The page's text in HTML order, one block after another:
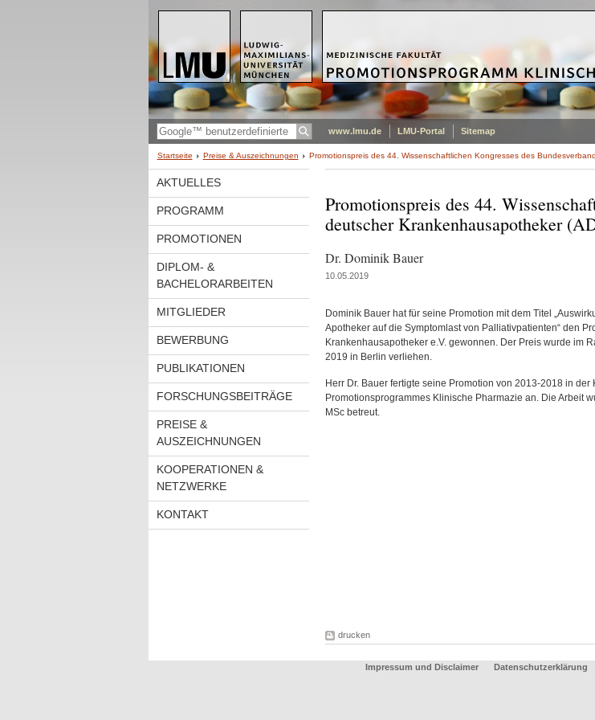
www.lmu.de LMU-Portal Sitemap
Startseite Preise & Auszeichnungen Promotionspreis des 44. Wissenschaftlichen Kongresses des
AKTUELLES
PROGRAMM
PROMOTIONEN
DIPLOM- &
BACHELORARBEITEN
MITGLIEDER
BEWERBUNG
PUBLIKATIONEN
FORSCHUNGSBEITRÄGE
PREISE &
AUSZEICHNUNGEN
KOOPERATIONEN &
NETZWERKE
KONTAKT
Promotionspreis des 44.
deutscher Krankenhausapotheker
Dr. Dominik Bauer
10.05.2019
Dominik Bauer hat für seine Promotion mit dem Titel
Apotheker auf die Symptomlast von Palliativpatienten“ den
Krankenhausapotheker e.V. gewonnen. Der Preis wurde im
2019 in Berlin verliehen.
Herr Dr. Bauer fertigte seine Promotion von 2013-2018 in
Promotionsprogrammes Klinische Pharmazie an. Die Arbeit
MSc betreut.
drucken
Impressum und Disclaimer Datenschutzerklärung